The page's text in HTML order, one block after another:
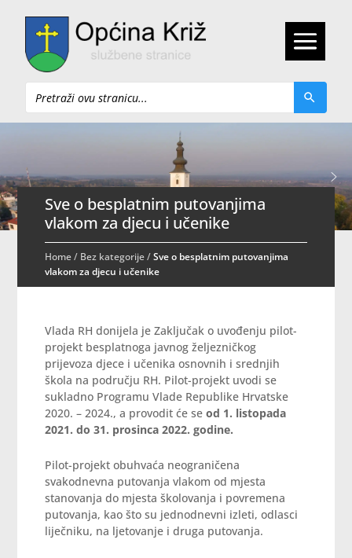
Pretraži
Sve o besplatnim putovanjima
vlakom za djecu i učenike
Home/ Bez kategorije/Sve o besplatnim putovanjima
vlakom za djecu i učenike
Vlada RH donijela je Zaključak o uvođenju pilot-
projekt besplatnoga javnog željezničkog
prijevoza djece i učenika osnovnih i srednjih
škola na području RH. Pilot-projekt uvodi se
sukladno Programu Vlade Republike Hrvatske
2020. – 2024., a provodit će seod 1. listopada
2021. do 31. prosinca 2022. godine.
Pilot-projekt obuhvaća neograničena
svakodnevna putovanja vlakom od mjesta
stanovanja do mjesta školovanja i povremena
putovanja, kao što su jednodnevni izleti, odlasci
liječniku, na ljetovanje i druga putovanja.